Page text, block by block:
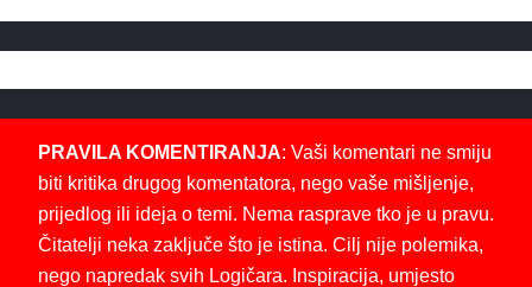
PRAVILA KOMENTIRANJA: Vaši komentari ne smiju
biti kritika drugog komentatora, nego vaše mišljenje,
prijedlog ili ideja o temi. Nema rasprave tko je u pravu.
Čitatelji neka zaključe što je istina. Cilj nije polemika,
nego napredak svih Logičara. Inspiracija, umjesto